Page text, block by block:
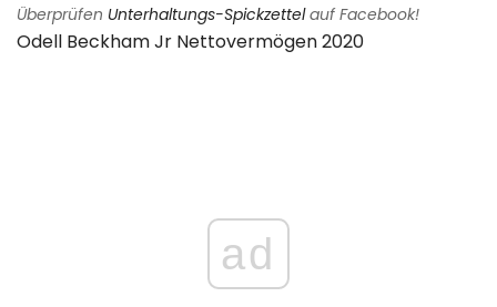
Überprüfen Unterhaltungs-Spickzettel auf Facebook!
Odell Beckham Jr Nettovermögen 2020
ad